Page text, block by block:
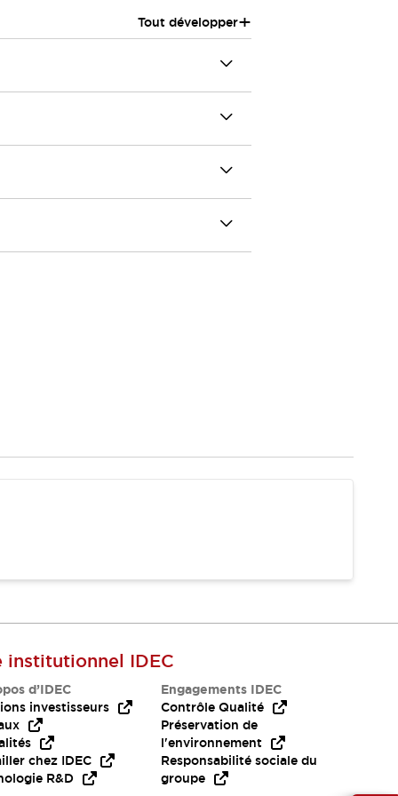
Tout développer+
institutionnel IDEC
d’IDEC
investisseurs
chez IDEC
R&D
Engagements IDEC
Contrôle Qualité
Préservation de
l'environnement
Responsabilité sociale du
groupe